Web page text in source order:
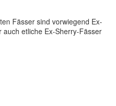
Fässer sind vorwiegend Ex-
etliche Ex-Sherry-Fässer